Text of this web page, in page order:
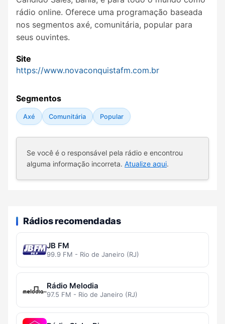
rádio online. Oferece uma programação baseada
nos segmentos axé, comunitária, popular para
seus ouvintes.
Site
https://www.novaconquistafm.com.br
Segmentos
Axé Comunitária Popular
Se você é o responsável pela rádio e encontrou
alguma informação incorreta. Atualize aqui.
Rádios recomendadas
JB FM
99.9 FM - Rio de Janeiro (RJ)
Rádio Melodia
97.5 FM - Rio de Janeiro (RJ)